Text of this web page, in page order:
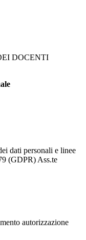
DOCENTI
dati personali e linee
(GDPR) Ass.te
autorizzazione